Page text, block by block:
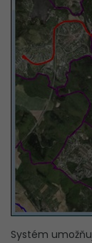
Systém